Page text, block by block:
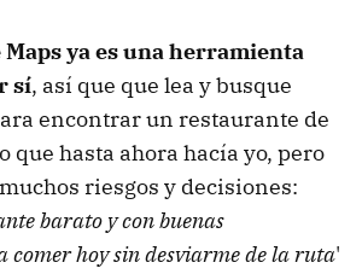
Maps ya es una herramienta
sí, así que que lea y busque
encontrar un restaurante de
que hasta ahora hacía yo, pero
riesgos y decisiones:
barato y con buenas
comer hoy sin desviarme de la ruta'